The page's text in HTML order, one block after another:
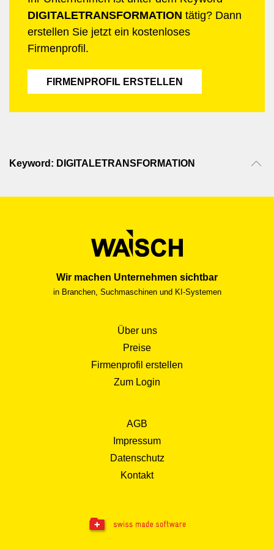
DIGITALETRANSFORMATION tätig? Dann
erstellen Sie jetzt ein kostenloses
Firmenprofil.
FIRMENPROFIL ERSTELLEN
Keyword: DIGITALETRANSFORMATION
Wir machen Unternehmen sichtbar
in Branchen, Suchmaschinen und KI-Systemen
Über uns
Preise
Firmenprofil erstellen
Zum Login
AGB
Impressum
Datenschutz
Kontakt